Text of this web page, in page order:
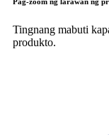
Tingnang mabuti
produkto.